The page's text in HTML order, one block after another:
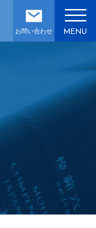
お問い合わせ MENU